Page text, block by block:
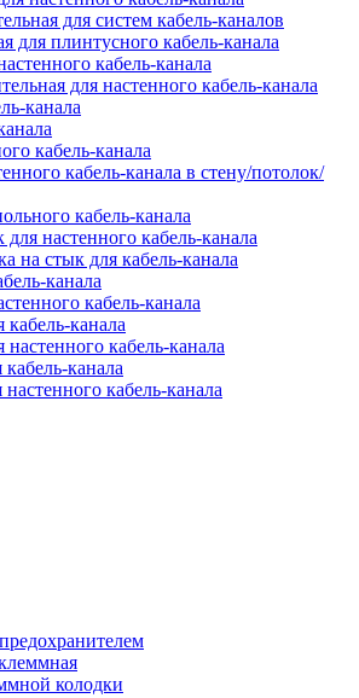
для систем кабель-каналов
для плинтусного кабель-канала
кабель-канала
для настенного кабель-канала
канала
кабель-канала
кабель-канала в стену/потолок/
кабель-канала
настенного кабель-канала
на стык для кабель-канала
канала
кабель-канала
канала
кабель-канала
канала
кабель-канала
колодки